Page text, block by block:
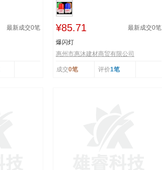
最新成交0笔 ¥85.71 最新成交0笔
爆闪灯
惠州市惠沐建材商贸有限公司
成交0笔 评价1笔